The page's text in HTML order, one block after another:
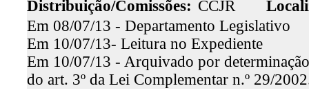
Distribuição/Comissões: CCJR
Em 08/07/13 - Departamento Legislativo
Em 10/07/13- Leitura no Expediente
Em 10/07/13 - Arquivado por
do art. 3º da Lei Complementar n.º 29/